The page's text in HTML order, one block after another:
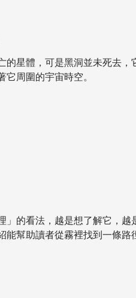
的星體，可是黑洞並未死去，
周圍的宇宙時空。
」的看法，越是想了解它，越
能幫助讀者從霧裡找到一條路